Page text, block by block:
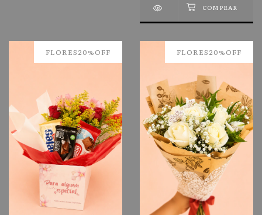
FLORES20%OFF FLORES20%OFF